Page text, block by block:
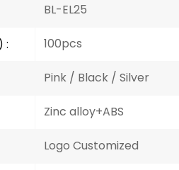
BL-EL25
: 100pcs
Pink / Black / Silver
Zinc alloy+ABS
Logo Customized